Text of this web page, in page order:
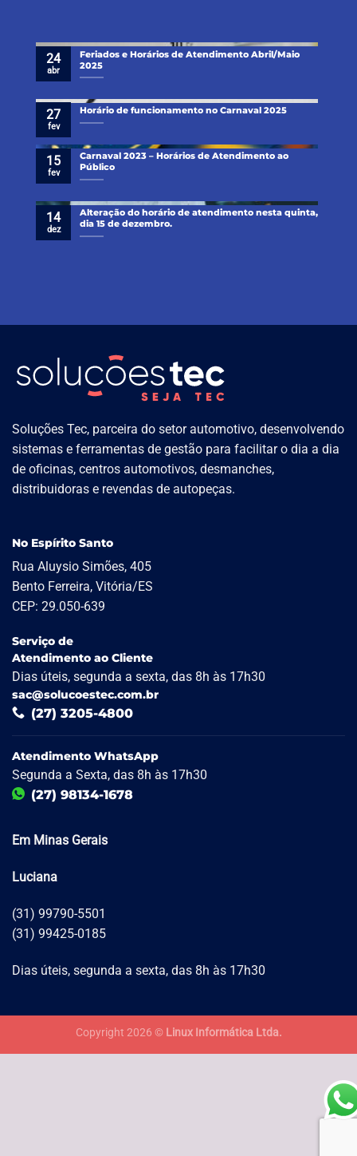
Feriados e Horários de Atendimento Abril/Maio
2025
24
abr
Horário de funcionamento no Carnaval 2025
27
fev
Carnaval 2023 – Horários de Atendimento ao
Público
15
fev
Alteração do horário de atendimento nesta quinta,
dia 15 de dezembro.
14
dez
Soluções Tec, parceira do setor automotivo, desenvolvendo
sistemas e ferramentas de gestão para facilitar o dia a dia
de oficinas, centros automotivos, desmanches,
distribuidoras e revendas de autopeças.
No Espírito Santo
Rua Aluysio Simões, 405
Bento Ferreira, Vitória/ES
CEP: 29.050-639
Serviço de
Atendimento ao Cliente
Dias úteis, segunda a sexta, das 8h às 17h30
sac@solucoestec.com.br
(27) 3205-4800
Atendimento WhatsApp
Segunda a Sexta, das 8h às 17h30
(27) 98134-1678
Em Minas Gerais
Luciana
(31) 99790-5501
(31) 99425-0185
Dias úteis, segunda a sexta, das 8h às 17h30
Copyright 2026 © Linux Informática Ltda.